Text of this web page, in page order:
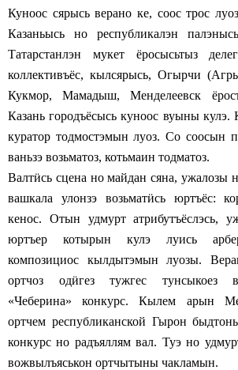
Куноос сярысь верано ке, соос трос
Казаньысь но республикалэн
Татарстанлэн мукет ёросысьтыз
коллективъёс, кылсярысь, Огырчи
Кукмор, Мамадыш, Менделеевск
Казань городъёсысь куноос вуыны кулэ.
куратор тодмостэмын луоз. Со соосын
ваньзэ возьматоз, котьмаин тодматоз.
Валтӥсь сцена но майдан сяна, ужалозы
вашкала улонзэ возьматӥсь юртъёс:
кенос. Отын удмурт атрибутъёслэсь,
юртъер котырын кулэ луись
композициос кылдытэмын луозы.
ортчоз одӥгез тужгес тунсыкоез
«Чеберина» конкурс. Кылем арын
ортчем республиканской Гырон
конкурс но радъяллям вал. Туэ но
вожвылъяськон ортчытыны чакламын.